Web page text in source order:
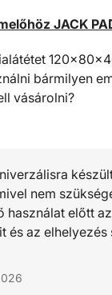
JACK
bármilyen
vásárolni?
nem
használat előtt
és az